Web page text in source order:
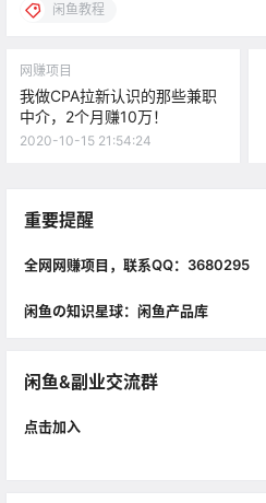
闲鱼教程
网赚项目
我做CPA拉新认识的那些兼职
中介，2个月赚10万！
2020-10-15 21:54:24
重要提醒
全网网赚项目，联系QQ：3680295
闲鱼の知识星球：闲鱼产品库
闲鱼&副业交流群
点击加入